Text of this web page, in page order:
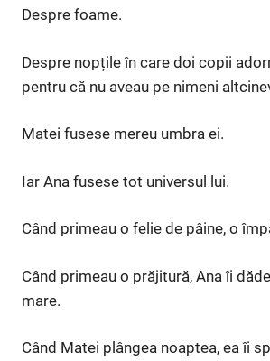
Despre foame.
Despre nopțile în care doi copii
pentru că nu aveau pe nimeni
Matei fusese mereu umbra ei.
Iar Ana fusese tot universul lui.
Când primeau o felie de pâine, o
Când primeau o prăjitură, Ana îi
mare.
Când Matei plângea noaptea, ea îi